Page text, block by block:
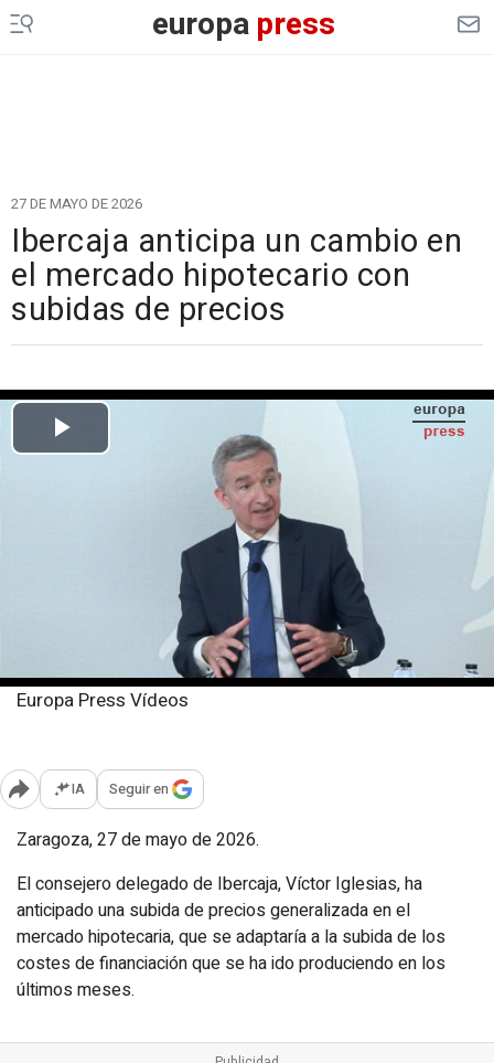
europapress
27 DE MAYO DE 2026
Ibercaja anticipa un cambio en
el mercado hipotecario con
subidas de precios
Europa Press Vídeos
Abrir opciones para compartir
IA Seguir en
Zaragoza, 27 de mayo de 2026.
El consejero delegado de Ibercaja, Víctor Iglesias, ha
anticipado una subida de precios generalizada en el
mercado hipotecaria, que se adaptaría a la subida de los
costes de financiación que se ha ido produciendo en los
últimos meses.